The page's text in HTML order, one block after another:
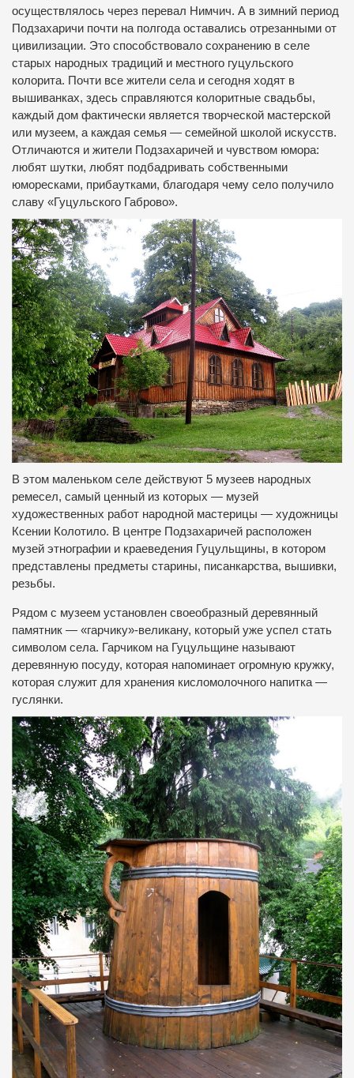
осуществлялось через перевал Нимчич. А в зимний период
Подзахаричи почти на полгода оставались отрезанными от
цивилизации. Это способствовало сохранению в селе
старых народных традиций и местного гуцульского
колорита. Почти все жители села и сегодня ходят в
вышиванках, здесь справляются колоритные свадьбы,
каждый дом фактически является творческой мастерской
или музеем, а каждая семья — семейной школой искусств.
Отличаются и жители Подзахаричей и чувством юмора:
любят шутки, любят подбадривать собственными
юморесками, прибаутками, благодаря чему село получило
славу «Гуцульского Габрово».
В этом маленьком селе действуют 5 музеев народных
ремесел, самый ценный из которых — музей
художественных работ народной мастерицы — художницы
Ксении Колотило. В центре Подзахаричей расположен
музей этнографии и краеведения Гуцульщины, в котором
представлены предметы старины, писанкарства, вышивки,
резьбы.
Рядом с музеем установлен своеобразный деревянный
памятник — «гарчику»-великану, который уже успел стать
символом села. Гарчиком на Гуцульщине называют
деревянную посуду, которая напоминает огромную кружку,
которая служит для хранения кисломолочного напитка —
гуслянки.